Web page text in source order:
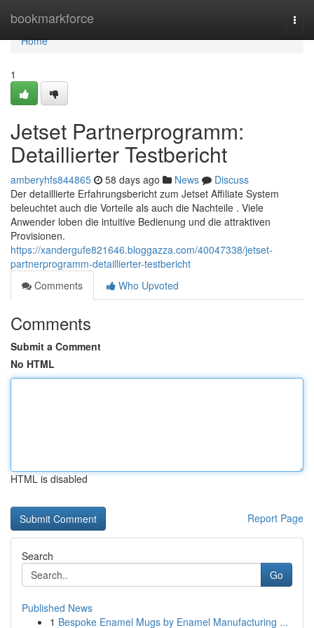
bookmarkforce
Home
Home
1
Jetset Partnerprogramm:
Detaillierter Testbericht
amberyhfs844865 58 days ago News
Discuss
Der detaillierte Erfahrungsbericht zum Jetset Affiliate System
beleuchtet auch die Vorteile als auch die Nachteile . Viele
Anwender loben die intuitive Bedienung und die attraktiven
Provisionen.
https://xandergufe821646.bloggazza.com/40047338/jetset-
partnerprogramm-detaillierter-testbericht
Comments
Who Upvoted
Comments
Submit a Comment
No HTML
HTML is disabled
Report Page
Search
Go
Published News
1 Bespoke Enamel Mugs by Enamel Manufacturing ...